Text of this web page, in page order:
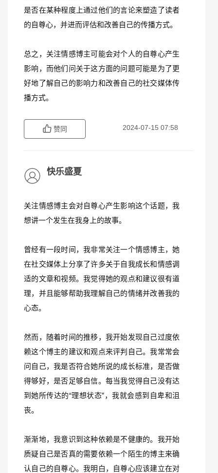
是否在某种程度上通过他们的言论来塑造了读者
的自尊心，并进而评估和改善自己的传播方式。
总之，关注情感博主可能会对个人的自尊心产生
影响，而他们问关于这方面的问题可能是为了更
好地了解自己的影响力和改善自己的社交媒体传
播方式。
赞同 2024-07-15 07:58
快乐盛夏
关注情感博主会对自尊心产生影响这个话题，我
想讲一个发生在我身上的故事。
曾经有一段时间，我非常关注一个情感博主，她
在社交媒体上分享了许多关于自我成长和情感调
适的文章和视频。我觉得她的观点和建议很有道
理，并且能够帮助我理解自己的情绪并改善我的
心态。
然而，随着时间的推移，我开始发现自己过度依
赖这个博主的建议和观点来评判自己。我常常会
问自己，我是否符合她所说的成长标准，是否做
得够好，是否足够自信。每当我觉得自己没有达
到她所传达的“理想状态”，我就会感到自卑和沮
丧。
渐渐地，我意识到这种依赖是不健康的。我开始
质疑自己是否真的需要依赖一个陌生的博主来确
认自己的自尊心。我明白，自尊心应该建立在对